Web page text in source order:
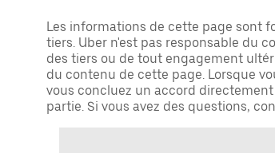
Les informations de cette page sont
tiers. Uber n'est pas responsable du
des tiers ou de tout engagement
du contenu de cette page. Lorsque
vous concluez un accord
partie. Si vous avez des questions,